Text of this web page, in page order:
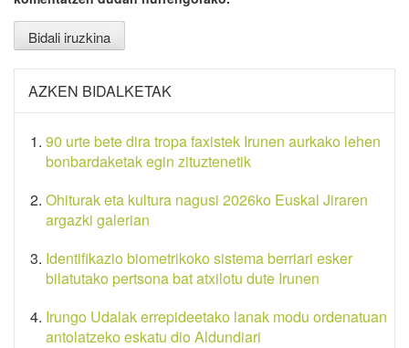
AZKEN BIDALKETAK
90 urte bete dira tropa faxistek Irunen aurkako lehen
bonbardaketak egin zituztenetik
Ohiturak eta kultura nagusi 2026ko Euskal Jiraren
argazki galerian
Identifikazio biometrikoko sistema berriari esker
bilatutako pertsona bat atxilotu dute Irunen
Irungo Udalak errepideetako lanak modu ordenatuan
antolatzeko eskatu dio Aldundiari